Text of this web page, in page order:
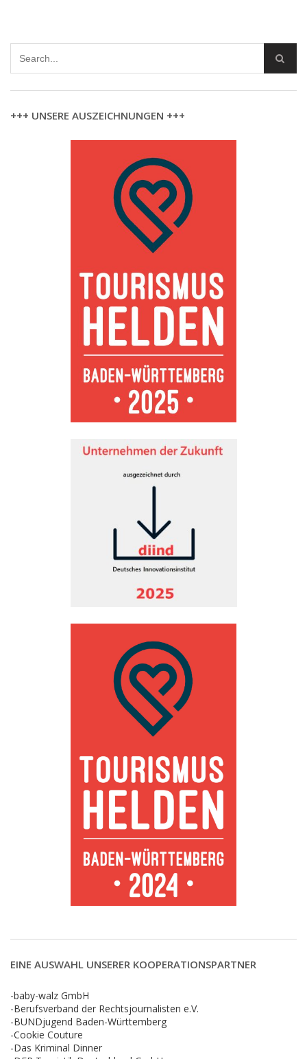
+++ UNSERE AUSZEICHNUNGEN +++
EINE AUSWAHL UNSERER KOOPERATIONSPARTNER
-baby-walz GmbH
-Berufsverband der Rechtsjournalisten e.V.
-BUNDjugend Baden-Württemberg
-Cookie Couture
-Das Kriminal Dinner